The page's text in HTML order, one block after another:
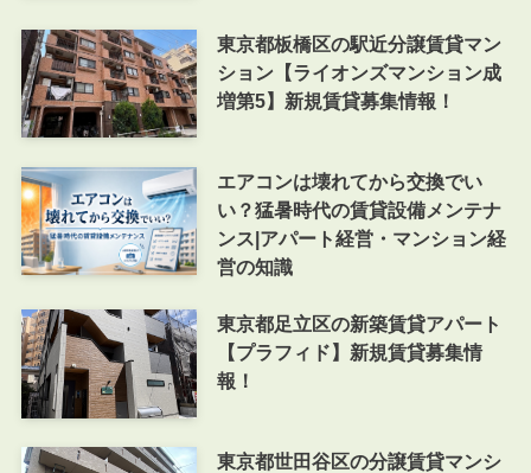
東京都板橋区の駅近分譲賃貸マン
ション【ライオンズマンション成
増第5】新規賃貸募集情報！
エアコンは壊れてから交換でい
い？猛暑時代の賃貸設備メンテナ
ンス|アパート経営・マンション経
営の知識
東京都足立区の新築賃貸アパート
【プラフィド】新規賃貸募集情
報！
東京都世田谷区の分譲賃貸マンシ